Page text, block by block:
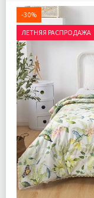
-30%
ЛЕТНЯЯ РАСПРОДАЖА